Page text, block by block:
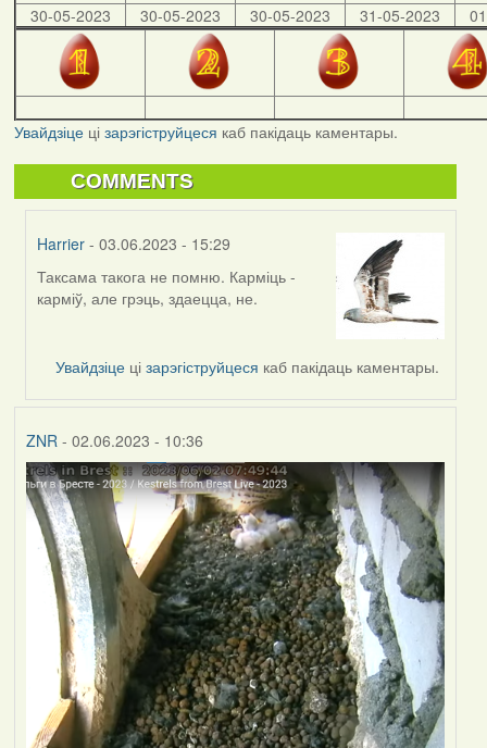
30-05-2023 30-05-2023 30-05-2023 31-05-2023
Увайдзіцеці зарэгіструйцеся каб пакідаць каментары.
COMMENTS
Harrier - 03.06.2023 - 15:29
In
reply
ZNR
Таксама такога не помню. Карміць -
карміў, але грэць, здаецца, не.
Увайдзіце цізарэгіструйцеся каб пакідаць каментары.
ZNR- 02.06.2023 - 10:36